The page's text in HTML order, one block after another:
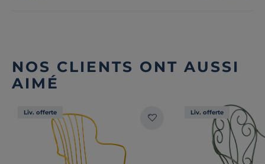
NOS CLIENTS ONT AUSSI
AIMÉ
Liv. offerte Liv. offerte